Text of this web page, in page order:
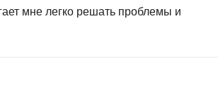
мне легко решать проблемы и